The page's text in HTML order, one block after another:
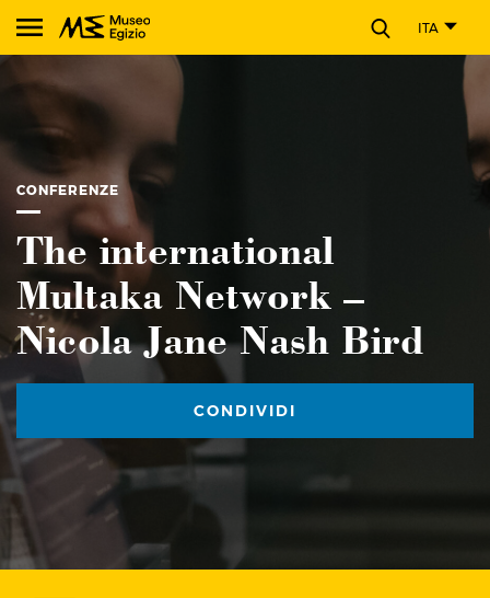
CHIUDI
Cerca nel sito del Museo Egizio
ITA
CONFERENZE
The international
Multaka Network –
Nicola Jane Nash Bird
CONDIVIDI